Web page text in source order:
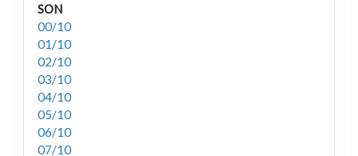
SON
00/10
01/10
02/10
03/10
04/10
05/10
06/10
07/10